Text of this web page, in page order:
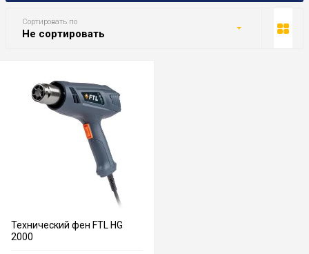
Сортировать по
Не сортировать
Технический фен FTL HG
2000